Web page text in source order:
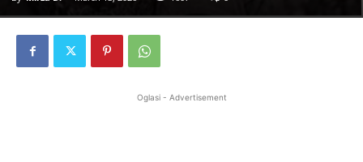
Oglasi - Advertisement